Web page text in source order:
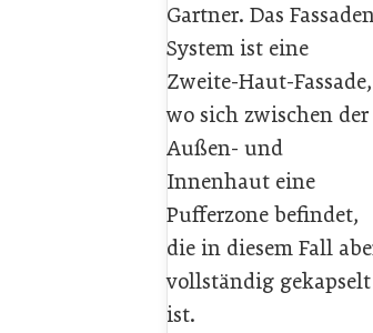
Gartner. Das
System ist eine
Zweite-Haut-Fassade,
wo sich zwischen der
Außen- und
Innenhaut eine
Pufferzone befindet,
die in diesem Fall
vollständig gekapselt
ist.